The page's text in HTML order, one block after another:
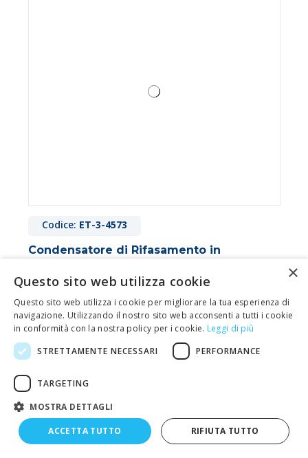
Codice: ET-3-4573
Condensatore di Rifasamento in
Per marcia ed avviamento motori.
Capacità:40 μF
Tensione: 450 Vac 50÷60Hz
Autorigenerante
Compatibili con l'ambiente, in quanto non
contengono materiali inquinanti
Disponibile
×
Questo sito web utilizza cookie
Questo sito web utilizza i cookie per migliorare la tua esperienza di
navigazione. Utilizzando il nostro sito web acconsenti a tutti i cookie
in conformità con la nostra policy per i cookie. Leggi di più
STRETTAMENTE NECESSARI
PERFORMANCE
TARGETING
MOSTRA DETTAGLI
ACCETTA TUTTO RIFIUTA TUTTO